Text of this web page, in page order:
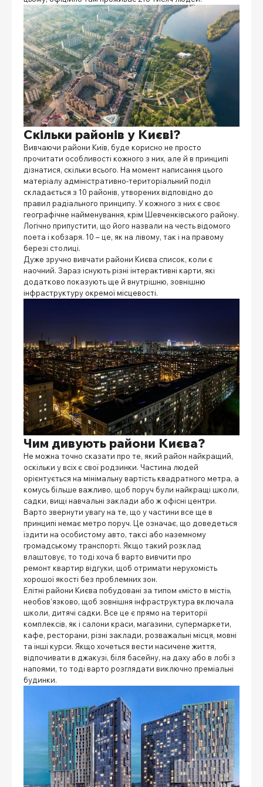
Скільки районів у Києві?
Вивчаючи райони Київ, буде корисно не просто
прочитати особливості кожного з них, але й в принципі
дізнатися, скільки всього. На момент написання цього
матеріалу адміністративно-територіальний поділ
складається з 10 районів, утворених відповідно до
правил радіального принципу. У кожного з них є своє
географічне найменування, крім Шевченківського району.
Логічно припустити, що його назвали на честь відомого
поета і кобзаря. 10 – це, як на лівому, так і на правому
березі столиці.
Дуже зручно вивчати райони Києва список, коли є
наочний. Зараз існують різні інтерактивні карти, які
додатково показують ще й внутрішню, зовнішню
інфраструктуру окремої місцевості.
Чим дивують райони Києва?
Не можна точно сказати про те, який район найкращий,
оскільки у всіх є свої родзинки. Частина людей
орієнтується на мінімальну вартість квадратного метра, а
комусь більше важливо, щоб поруч були найкращі школи,
садки, вищі навчальні заклади або ж офісні центри.
Варто звернути увагу на те, що у частини все ще в
принципі немає метро поруч. Це означає, що доведеться
їздити на особистому авто, таксі або наземному
громадському транспорті. Якщо такий розклад
влаштовує, то тоді хоча б варто вивчити про
ремонт квартир відгуки, щоб отримати нерухомість
хорошої якості без проблемних зон.
Елітні райони Києва побудовані за типом «місто в місті»,
необов’язково, щоб зовнішня інфраструктура включала
школи, дитячі садки. Все це є прямо на території
комплексів, як і салони краси, магазини, супермаркети,
кафе, ресторани, різні заклади, розважальні місця, мовні
та інші курси. Якщо хочеться вести насичене життя,
відпочивати в джакузі, біля басейну, на даху або в лобі з
напоями, то тоді варто розглядати виключно преміальні
будинки.